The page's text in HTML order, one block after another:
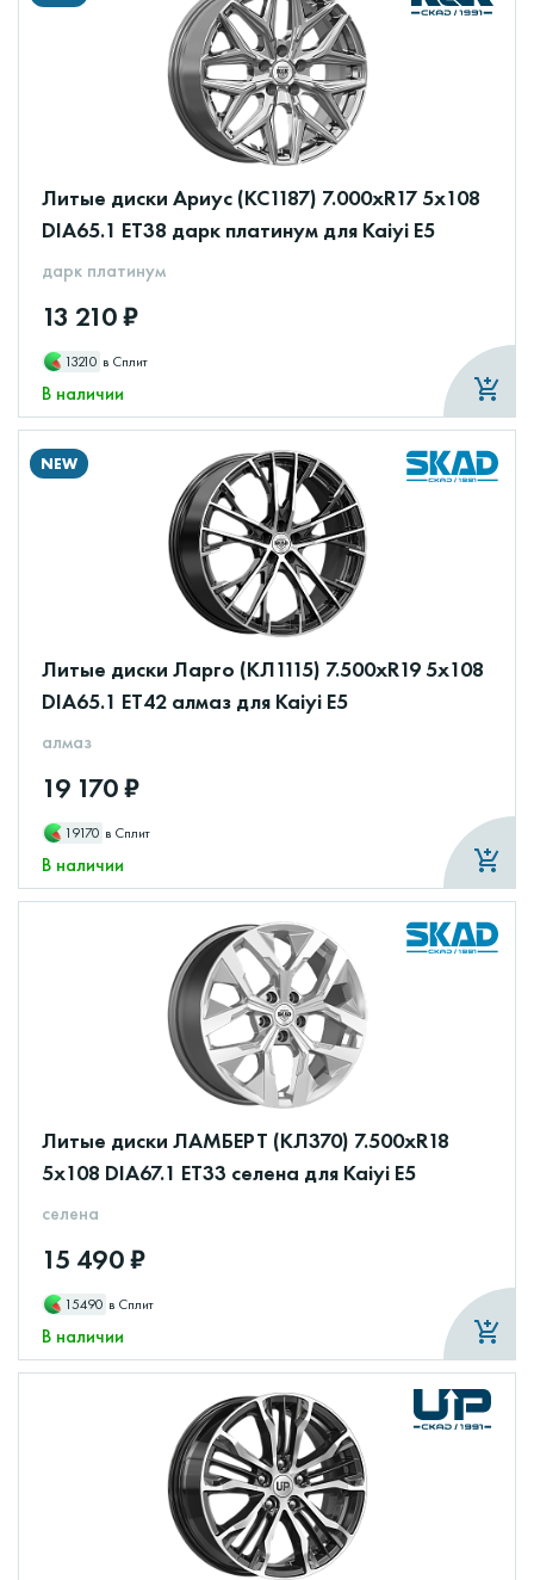
Литые диски Ариус (КС1187) 7.000xR17 5x108
DIA65.1 ET38 дарк платинум для Kaiyi E5
дарк платинум
13 210 ₽
13210 в Сплит
В наличии
NEW
Литые диски Ларго (КЛ1115) 7.500xR19 5x108
DIA65.1 ET42 алмаз для Kaiyi E5
алмаз
19 170 ₽
19170 в Сплит
В наличии
Литые диски ЛАМБЕРТ (КЛ370) 7.500xR18
5x108 DIA67.1 ET33 селена для Kaiyi E5
селена
15 490 ₽
15490 в Сплит
В наличии